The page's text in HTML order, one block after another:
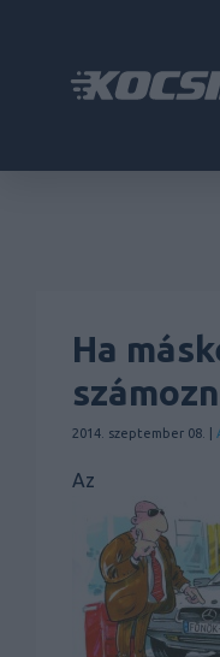
Ha
2014. szeptember 08. |
Az